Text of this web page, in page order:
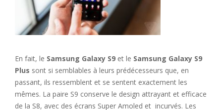
En fait, le Samsung Galaxy S9 et le Samsung Galaxy S9
Plus sont si semblables à leurs prédécesseurs que, en
passant, ils ressemblent et se sentent exactement les
mêmes. La paire S9 conserve le design attrayant et efficace
de la S8, avec des écrans Super Amoled et incurvés. Les